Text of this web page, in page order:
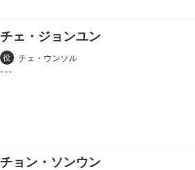
チェ・ジョンユン
役 チェ・ウンソル
チョン・ソンウン